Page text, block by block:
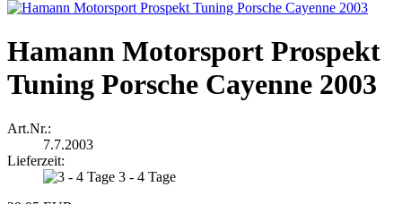
Hamann Motorsport Prospekt
Tuning Porsche Cayenne 2003
Art.Nr.:
7.7.2003
Lieferzeit:
3 - 4 Tage